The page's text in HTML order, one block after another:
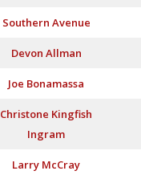
Southern Avenue
Devon Allman
Joe Bonamassa
Christone Kingfish
Ingram
Larry McCray